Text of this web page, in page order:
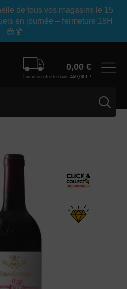
de tous vos magasins le 15
en journée – fermeture 18H
😎🍹
0,00 €
Livraison offerte dans 450,00 €!